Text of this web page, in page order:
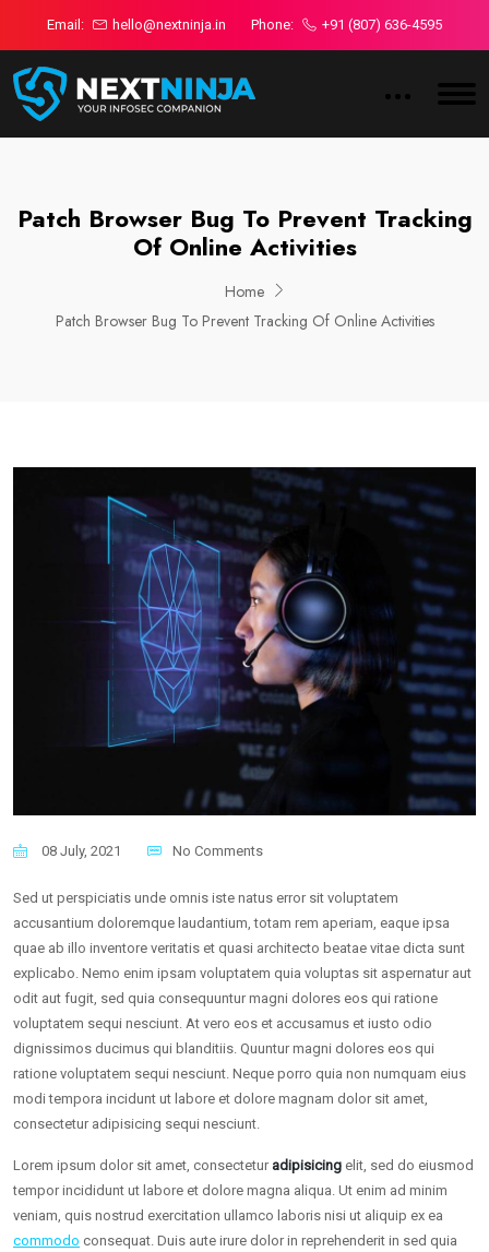
Email: hello@nextninja.in Phone: +91 (807) 636-4595
Patch Browser Bug To Prevent Tracking
Of Online Activities
Home
Patch Browser Bug To Prevent Tracking Of Online Activities
08 July, 2021 No Comments
Sed ut perspiciatis unde omnis iste natus error sit voluptatem
accusantium doloremque laudantium, totam rem aperiam, eaque ipsa
quae ab illo inventore veritatis et quasi architecto beatae vitae dicta sunt
explicabo. Nemo enim ipsam voluptatem quia voluptas sit aspernatur aut
odit aut fugit, sed quia consequuntur magni dolores eos qui ratione
voluptatem sequi nesciunt. At vero eos et accusamus et iusto odio
dignissimos ducimus qui blanditiis. Quuntur magni dolores eos qui
ratione voluptatem sequi nesciunt. Neque porro quia non numquam eius
modi tempora incidunt ut labore et dolore magnam dolor sit amet,
consectetur adipisicing sequi nesciunt.
Lorem ipsum dolor sit amet, consectetur adipisicing elit, sed do eiusmod
tempor incididunt ut labore et dolore magna aliqua. Ut enim ad minim
veniam, quis nostrud exercitation ullamco laboris nisi ut aliquip ex ea
commodo consequat. Duis aute irure dolor in reprehenderit in sed quia